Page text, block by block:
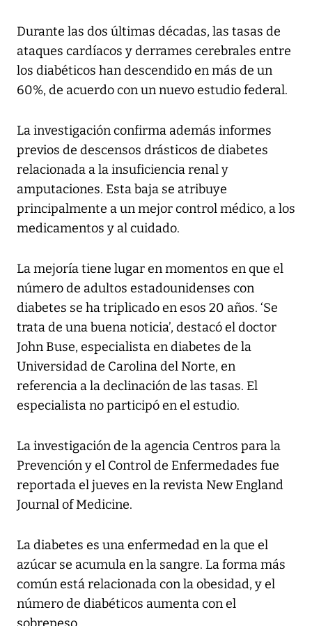
Durante las dos últimas décadas, las tasas de
ataques cardíacos y derrames cerebrales entre
los diabéticos han descendido en más de un
60%, de acuerdo con un nuevo estudio federal.
La investigación confirma además informes
previos de descensos drásticos de diabetes
relacionada a la insuficiencia renal y
amputaciones. Esta baja se atribuye
principalmente a un mejor control médico, a los
medicamentos y al cuidado.
La mejoría tiene lugar en momentos en que el
número de adultos estadounidenses con
diabetes se ha triplicado en esos 20 años. ‘Se
trata de una buena noticia’, destacó el doctor
John Buse, especialista en diabetes de la
Universidad de Carolina del Norte, en
referencia a la declinación de las tasas. El
especialista no participó en el estudio.
La investigación de la agencia Centros para la
Prevención y el Control de Enfermedades fue
reportada el jueves en la revista New England
Journal of Medicine.
La diabetes es una enfermedad en la que el
azúcar se acumula en la sangre. La forma más
común está relacionada con la obesidad, y el
número de diabéticos aumenta con el